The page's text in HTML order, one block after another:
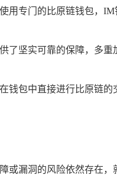
用专门的比原链钱包，
了坚实可靠的保障，多
钱包中直接进行比原链
或漏洞的风险依然存在